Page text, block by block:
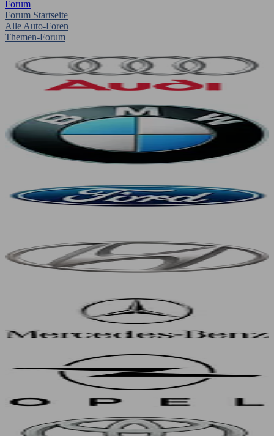
Forum
Forum Startseite
Alle Auto-Foren
Themen-Forum